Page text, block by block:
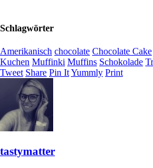
Schlagwörter
Amerikanisch chocolate Chocolate Cake
Kuchen Muffinki Muffins Schokolade
Tweet Share Pin ItYummly Print
tastymatter